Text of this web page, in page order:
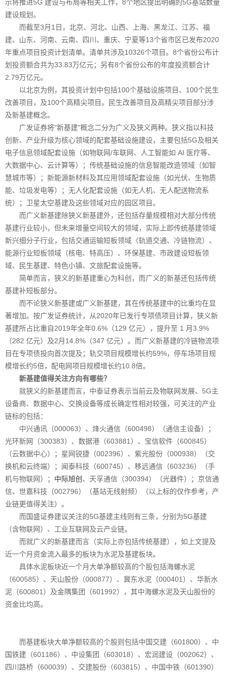
示将推进5G 建设与布局等相关工作，8个地区提出明确的5G基站数量
建设规划。
而截至3月1日，北京、河北、山西、上海、黑龙江、江苏、福
建、山东、河南、云南、四川、重庆、宁夏等13个省市区已发布2020
年重点项目投资计划清单。清单共涉及10326个项目。8个省份公布计
划投资额合共为33.83万亿元；另有8个省份公布的年度投资额合计
2.79万亿元。
以北京为例，其投资计划中包括100个基础设施项目、100个民生
改善项目，及100个高精尖项目。民生改善项目及高精尖项目部分涉
及新基建概念。
广发证券将"新基建"概念二分为广义及狭义两种。狭义指以科技
创新、产业升级为核心领域的配套基础设施建设，主要包括5G及相关
电子信息领域配套设施（如物联网/车联网、人工智能如 AI 医疗等、
大数据中心、云计算等）；传统基础设施的信息智能改造领域（如智
慧城市等）；新能源新材料及其应用领域配套设施（如光伏、生物质
能、垃圾发电等）；无人化配套设施（如无人机、无人配送物流系
统）；卫星太空基建及这些领域对应的园区项目。
而广义新基建除狭义新基建外，还包括存量规模相对大部分传统
基建行业较小，但未来增量空间较大的领域，实际上即传统基建领域
新兴细分子行业，包括交通运输短板领域（轨道交通、冷链物流）、
能源行业短板领域（核电、特高压）、环保基建、市政建设短板领
域、民生基建、特色小镇、文旅配套设施等。
简单而言，狭义的新基建重心为科创，而广义的新基还包括传统
基建补短板部分。
而不论狭义新基建或广义新基建，其在传统基建中的比重均在显
著增加。按广发证券统计，从2020年已发行专项债项目计算，狭义新
基建所占比重自2019年全年0.6%（129 亿元），提升至 1 月3.9%
（282 亿元）及2月14.8%（347 亿元）。而广义新基建的冷链物流项
目在专项债投向首次提及；轨交项目规模增长约59%，停车场项目规
模增长约5倍，配电网项目规模增长约10.8倍。
新基建值得关注方向有哪些？
就狭义的新基建而言，中泰证券表示当前云及物联网发展、5G主
设备商、数据中心、交换设备等成长确定性相对较强，可关注的产业
链标的包括：
中兴通讯（000063）、烽火通信（600498）（通信主设备）；
光环新网（300383）、数据港（603881）、宝信软件（600845）
（云数据中心）；星网锐捷（002396）、紫光股份（000938）（交
换机和云终端）；闻泰科技（600745）、移远通信（603236）（手
机与物联网）； 中际旭创 、天孚通信（300394）（光器件）；京信通
信、世嘉科技（002796）（基站无线射频）（以上标的仅作参考，产
业链更值得关注）。
而国盛证券建议关注的5G基建主线则有三条，分别为5G基建
（含物联网）、工业互联网及云产业链。
而就广义的新基建而言（实际上亦包括传统基建），如上文提及
近一个月资金流入最多的板块为水泥及基建板块。
具体水泥板块近一个月大单净额较高的个股包括海螺水泥
（600585）、天山股份（000877）、冀东水泥（000401）、华新水
泥（600801）及金隅集团（601992），其中海螺水泥及天山股份的
资金比均高。
而基建板块大单净额较高的个股则包括中国交建（601800）、中
国铁建（601186）、中设集团（603018）、宏润建设（002062）、
四川路桥（600039）、交建股份（603815）、中国中铁（601390）